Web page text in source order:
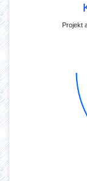
Projekt